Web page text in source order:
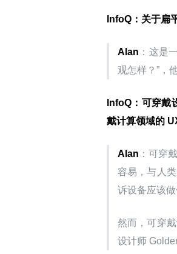
InfoQ ：关于扁
Alan ：这是
观怎样？”，
InfoQ ：可穿
戴计算领域的
Alan ：可穿
容易，与人
诉设备应该
然而，可穿
设计师